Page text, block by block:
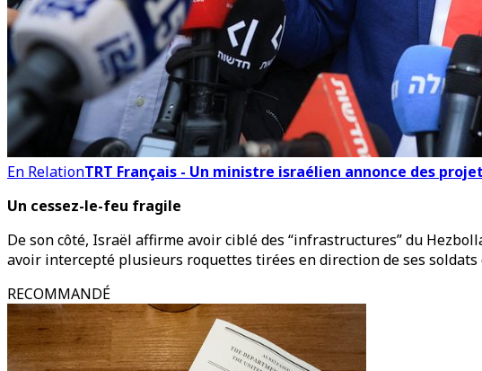
En RelationTRT Français - Un ministre israélien annonce des
Un cessez-le-feu fragile
De son côté, Israël affirme avoir ciblé des “infrastructures” du
avoir intercepté plusieurs roquettes tirées en direction de ses soldats
RECOMMANDÉ